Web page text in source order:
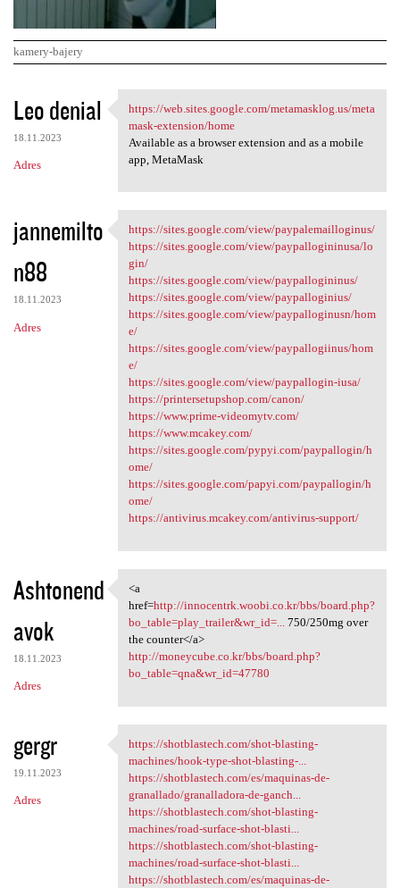
kamery-bajery
K
o
m
e
t
a
r
z
e
Leo denial
18.11.2023
Adres
https://web.sites.google.com
https://web.sites.google.com/metamasklog.us/meta
mask-extension/home
Available as a browser extension and as a mobile
app, MetaMask
jannemilto
n88
18.11.2023
Adres
https://sites.google.com/view
https://sites.google.com/view/paypalemailloginus/
https://sites.google.com/view/paypallogininusa/lo
gin/
https://sites.google.com/view/paypallogininus/
https://sites.google.com/view/paypalloginius/
https://sites.google.com/view/paypalloginusn/hom
e/
https://sites.google.com/view/paypallogiinus/hom
e/
https://sites.google.com/view/paypallogin-iusa/
https://printersetupshop.com/canon/
https://www.prime-videomytv.com/
https://www.mcakey.com/
https://sites.google.com/pypyi.com/paypallogin/h
ome/
https://sites.google.com/papyi.com/paypallogin/h
ome/
https://antivirus.mcakey.com/antivirus-support/
Ashtonend
avok
18.11.2023
Adres
<a href=http://innocentrk
<a
href=http://innocentrk.woobi.co.kr/bbs/board.php?
bo_table=play_trailer&wr_id=...750/250mg over
the counter</a>
http://moneycube.co.kr/bbs/board.php?
bo_table=qna&wr_id=47780
gergr
19.11.2023
Adres
https://shotblastech.com/shot
https://shotblastech.com/shot-blasting-
machines/hook-type-shot-blasting-...
https://shotblastech.com/es/maquinas-de-
granallado/granalladora-de-ganch...
https://shotblastech.com/shot-blasting-
machines/road-surface-shot-blasti...
https://shotblastech.com/shot-blasting-
machines/road-surface-shot-blasti...
https://shotblastech.com/es/maquinas-de-